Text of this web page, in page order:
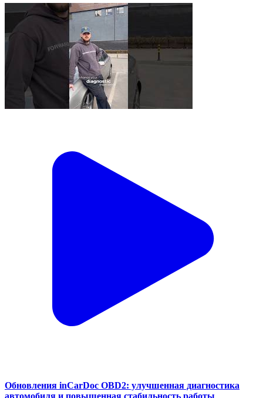
Обновления inCarDoc OBD2: улучшенная диагностика
автомобиля и повышенная стабильность работы